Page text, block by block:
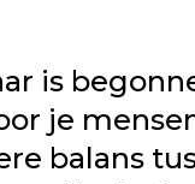
is
je
balans